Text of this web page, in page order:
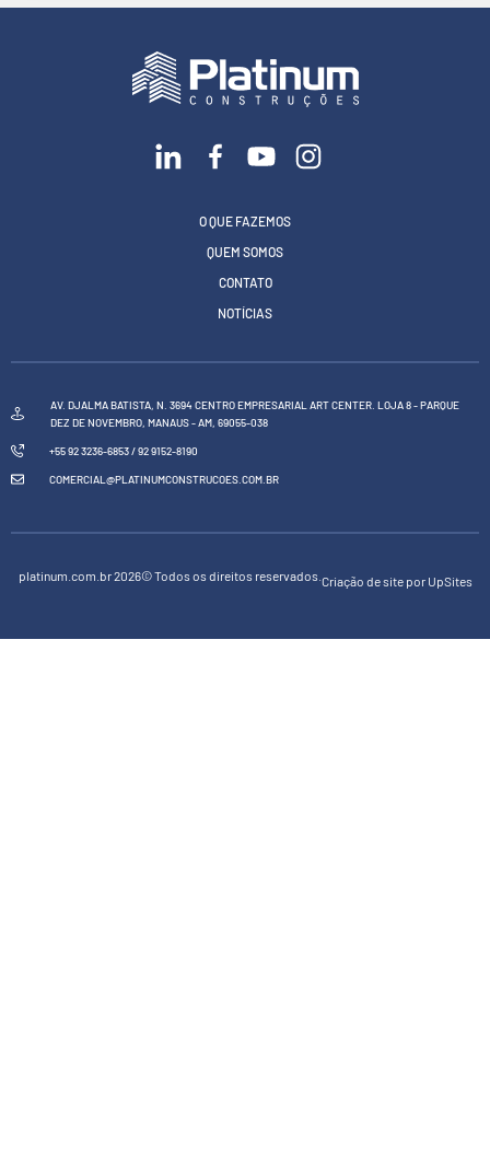
O QUE FAZEMOS
QUEM SOMOS
CONTATO
NOTÍCIAS
AV. DJALMA BATISTA, N. 3694 CENTRO EMPRESARIAL ART CENTER. LOJA 8 - PARQUE
DEZ DE NOVEMBRO, MANAUS - AM, 69055-038
+55 92 3236-6853 / 92 9152-8190
COMERCIAL@PLATINUMCONSTRUCOES.COM.BR
platinum.com.br 2026© Todos os direitos reservados.Criação de site por UpSites